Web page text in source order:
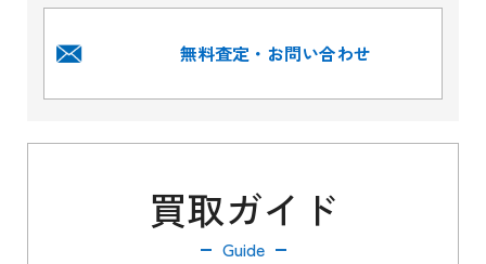
無料査定・お問い合わせ
買取ガイド
Guide